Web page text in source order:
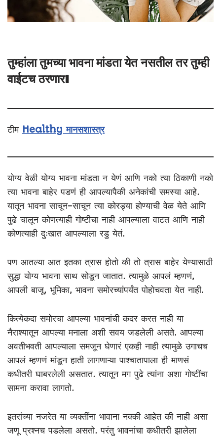
तुम्हांला तुमच्या भावना मांडता येत नसतील तर तुम्ही
वाईटच ठरणार!
टीम Healthy मानसशास्त्र
योग्य वेळी योग्य भावना मांडता न येणं आणि नको त्या ठिकाणी नको
त्या भावना बाहेर पडणं ही आपल्यापैकी अनेकांची समस्या आहे.
यातून भावना साचून-साचून त्या कोरड्या होण्याची वेळ येते आणि
पुढे चालून कोणत्याही गोष्टीचा नाही आपल्याला वाटत आणि नाही
कोणत्याही दुःखात आपल्याला रडु येतं.
पण आतल्या आत इतका त्रास होतो की तो त्रास बाहेर येण्यासाठी
सुद्धा योग्य भावना साथ सोडून जातात. त्यामुळे आपलं म्हणणं,
आपली बाजू, भूमिका, भावना समोरच्यांपर्यंत पोहोचवता येत नाही.
कित्येकदा समोरचा आपल्या भावनांची कदर करत नाही या
नैराश्यातून आपल्या मनाला अशी सवय जडलेली असते. आपल्या
अवतीभवती आपल्याला समजून घेणारं एकही नाही त्यामुळे उगाचच
आपलं म्हणणं मांडून हाती लागणाऱ्या पाश्चातापाला ही माणसं
कधीतरी घाबरलेली असतात. त्यातून मग पुढे त्यांना अशा गोष्टींचा
सामना करावा लागतो.
इतरांच्या नजरेत या व्यक्तींना भावाना नक्की आहेत की नाही असा
जणू प्रश्नच पडलेला असतो. परंतु भावनांचा कधीतरी झालेला